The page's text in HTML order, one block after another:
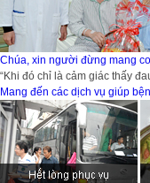
Chúa, xin người đừng mang
“Khi đó chỉ là cảm giác thấy
Mang đến các dịch vụ giúp